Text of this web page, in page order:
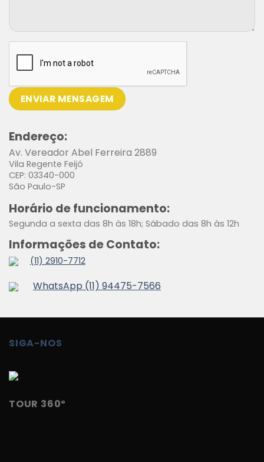
Endereço:
Av. Vereador Abel Ferreira 2889
Vila Regente Feijó
CEP: 03340-000
São Paulo-SP
Horário de funcionamento:
Segunda a sexta das 8h às 18h; Sábado das 8h às 12h
Informações de Contato:
(11) 2910-7712
WhatsApp (11) 94475-7566
SIGA-NOS
TOUR 360º